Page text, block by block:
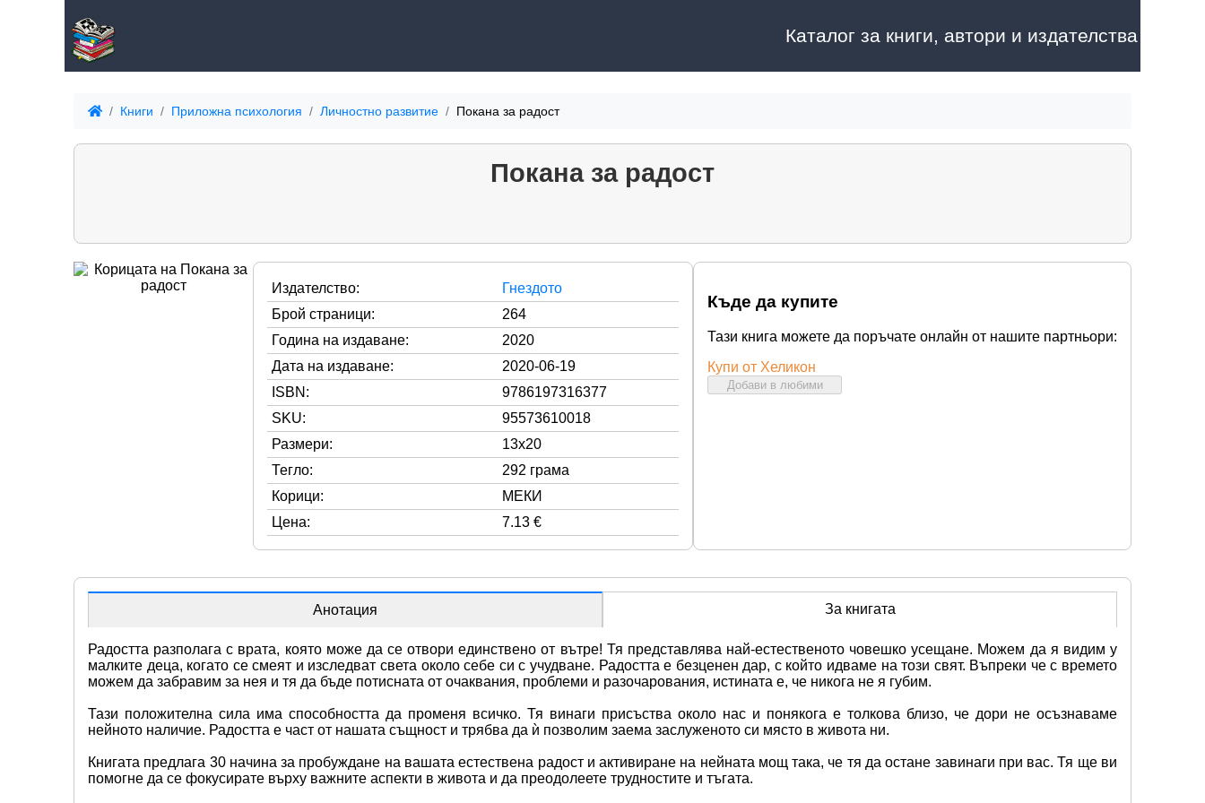
Каталог за книги, автори и издателства
Книги Приложна психология Личностно развитие Покана за радост
Покана за радост
Издателство:
Гнездото
Брой страници:
264
Година на издаване:
2020
Дата на издаване:
2020-06-19
ISBN:
9786197316377
SKU:
95573610018
Размери:
13x20
Тегло:
292 грама
Корици:
МЕКИ
Цена:
7.13 €
Къде да купите
Тази книга можете да поръчате онлайн от нашите партньори:
Купи от Хеликон
Добави в любими
Анотация За книгата
Радостта разполага с врата, която може да се отвори единствено от вътре! Тя представлява най-естественото човешко усещане. Можем да я видим у
малките деца, когато се смеят и изследват света около себе си с учудване. Радостта е безценен дар, с който идваме на този свят. Въпреки че с времето
можем да забравим за нея и тя да бъде потисната от очаквания, проблеми и разочарования, истината е, че никога не я губим.
Тази положителна сила има способността да променя всичко. Тя винаги присъства около нас и понякога е толкова близо, че дори не осъзнаваме
нейното наличие. Радостта е част от нашата същност и трябва да ѝ позволим заема заслуженото си място в живота ни.
Книгата предлага 30 начина за пробуждане на вашата естествена радост и активиране на нейната мощ така, че тя да остане завинаги при вас. Тя ще ви
помогне да се фокусирате върху важните аспекти в живота и да преодолеете трудностите и тъгата.